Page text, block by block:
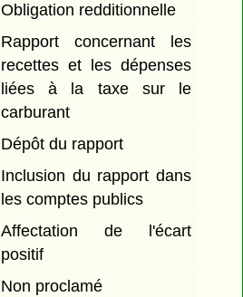
Obligation redditionnelle
Rapport concernant les
recettes et les dépenses
liées à la taxe sur le
carburant
Dépôt du rapport
Inclusion du rapport dans
les comptes publics
Affectation de l'écart
positif
Non proclamé